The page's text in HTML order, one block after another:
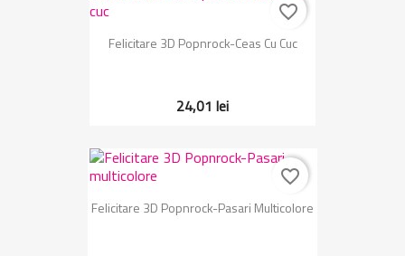
Felicitare 3D Popnrock-Ceas Cu Cuc
24,01 lei
favorite_border
Felicitare 3D Popnrock-Pasari Multicolore
favorite_border